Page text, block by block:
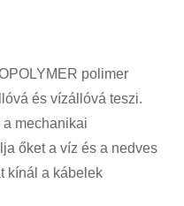
polimer
és vízállóvá teszi.
mechanikai
őket a víz és a nedves
kínál a kábelek